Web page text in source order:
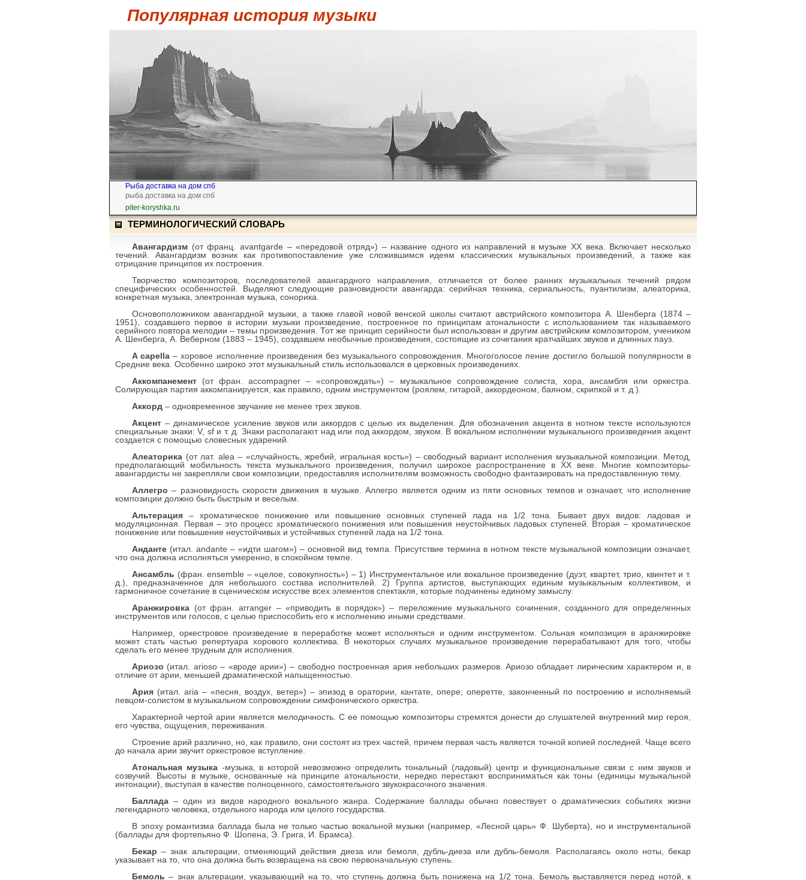
Популярная история музыки
Рыба доставка на дом спб
рыба доставка на дом спб
piter-koryshka.ru
ТЕРМИНОЛОГИЧЕСКИЙ СЛОВАРЬ
Авангардизм (от франц. avantgarde – «передовой отряд») – название одного из направлений в музыке XX века. Включает несколько
течений. Авангардизм возник как противопоставление уже сложившимся идеям классических музыкальных произведений, а также как
отрицание принципов их построения.
Творчество композиторов, последователей авангардного направления, отличается от более ранних музыкальных течений рядом
специфических особенностей. Выделяют следующие разновидности авангарда: серийная техника, сериальность, пуантилизм, алеаторика,
конкретная музыка, электронная музыка, сонорика.
Основоположником авангардной музыки, а также главой новой венской школы считают австрийского композитора А. Шенберга (1874 –
1951), создавшего первое в истории музыки произведение, построенное по принципам атональности с использованием так называемого
серийного повтора мелодии – темы произведения. Тот же принцип серийности был использован и другим австрийским композитором, учеником
А. Шенберга, А. Веберном (1883 – 1945), создавшем необычные произведения, состоящие из сочетания кратчайших звуков и длинных пауз.
A capella – хоровое исполнение произведения без музыкального сопровождения. Многоголосое пение достигло большой популярности в
Средние века. Особенно широко этот музыкальный стиль использовался в церковных произведениях.
Аккомпанемент (от фран. accompagner – «сопровождать») – музыкальное сопровождение солиста, хора, ансамбля или оркестра.
Солирующая партия аккомпанируется, как правило, одним инструментом (роялем, гитарой, аккордеоном, баяном, скрипкой и т. д.).
Аккорд – одновременное звучание не менее трех звуков.
Акцент – динамическое усиление звуков или аккордов с целью их выделения. Для обозначения акцента в нотном тексте используются
специальные знаки: V, sf и т. д. Знаки располагают над или под аккордом, звуком. В вокальном исполнении музыкального произведения акцент
создается с помощью словесных ударений.
Алеаторика (от лат. alea – «случайность, жребий, игральная кость») – свободный вариант исполнения музыкальной композиции. Метод,
предполагающий мобильность текста музыкального произведения, получил широкое распространение в XX веке. Многие композиторы-
авангардисты не закрепляли свои композиции, предоставляя исполнителям возможность свободно фантазировать на предоставленную тему.
Аллегро – разновидность скорости движения в музыке. Аллегро является одним из пяти основных темпов и означает, что исполнение
композиции должно быть быстрым и веселым.
Альтерация – хроматическое понижение или повышение основных ступеней лада на 1/2 тона. Бывает двух видов: ладовая и
модуляционная. Первая – это процесс хроматического понижения или повышения неустойчивых ладовых ступеней. Вторая – хроматическое
понижение или повышение неустойчивых и устойчивых ступеней лада на 1/2 тона.
Анданте (итал. andante – «идти шагом») – основной вид темпа. Присутствие термина в нотном тексте музыкальной композиции означает,
что она должна исполняться умеренно, в спокойном темпе.
Ансамбль (фран. ensemble – «целое, совокупность») – 1) Инструментальное или вокальное произведение (дуэт, квартет, трио, квинтет и т.
д.), предназначенное для небольшого состава исполнителей. 2) Группа артистов, выступающих единым музыкальным коллективом, и
гармоничное сочетание в сценическом искусстве всех элементов спектакля, которые подчинены единому замыслу.
Аранжировка (от фран. arranger – «приводить в порядок») – переложение музыкального сочинения, созданного для определенных
инструментов или голосов, с целью приспособить его к исполнению иными средствами.
Например, оркестровое произведение в переработке может исполняться и одним инструментом. Сольная композиция в аранжировке
может стать частью репертуара хорового коллектива. В некоторых случаях музыкальное произведение перерабатывают для того, чтобы
сделать его менее трудным для исполнения.
Ариозо (итал. arioso – «вроде арии») – свободно построенная ария небольших размеров. Ариозо обладает лирическим характером и, в
отличие от арии, меньшей драматической напыщенностью.
Ария (итал. aria – «песня, воздух, ветер») – эпизод в оратории, кантате, опере, оперетте, законченный по построению и исполняемый
певцом-солистом в музыкальном сопровождении симфонического оркестра.
Характерной чертой арии является мелодичность. С ее помощью композиторы стремятся донести до слушателей внутренний мир героя,
его чувства, ощущения, переживания.
Строение арий различно, но, как правило, они состоят из трех частей, причем первая часть является точной копией последней. Чаще всего
до начала арии звучит оркестровое вступление.
Атональная музыка-музыка, в которой невозможно определить тональный (ладовый) центр и функциональные связи с ним звуков и
созвучий. Высоты в музыке, основанные на принципе атональности, нередко перестают восприниматься как тоны (единицы музыкальной
интонации), выступая в качестве полноценного, самостоятельного звукокрасочного значения.
Баллада – один из видов народного вокального жанра. Содержание баллады обычно повествует о драматических событиях жизни
легендарного человека, отдельного народа или целого государства.
В эпоху романтизма баллада была не только частью вокальной музыки (например, «Лесной царь» Ф. Шуберта), но и инструментальной
(баллады для фортепьяно Ф. Шопена, Э. Грига, И. Брамса).
Бекар – знак альтерации, отменяющий действия диеза или бемоля, дубль-диеза или дубль-бемоля. Располагаясь около ноты, бекар
указывает на то, что она должна быть возвращена на свою первоначальную ступень.
Бемоль – знак альтерации, указывающий на то, что ступень должна быть понижена на 1/2 тона. Бемоль выставляется перед нотой, к